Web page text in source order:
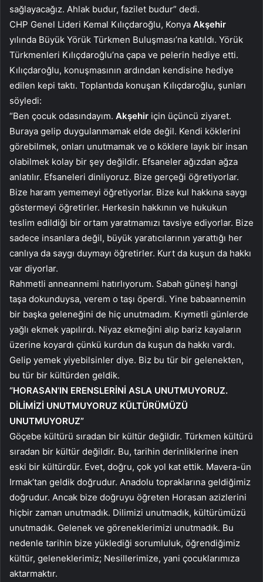
sağlayacağız. Ahlak budur, fazilet budur” dedi.
CHP Genel Lideri Kemal Kılıçdaroğlu, Konya Akşehir
yılında Büyük Yörük Türkmen Buluşması’na katıldı. Yörük
Türkmenleri Kılıçdaroğlu’na çapa ve pelerin hediye etti.
Kılıçdaroğlu, konuşmasının ardından kendisine hediye
edilen kepi taktı. Toplantıda konuşan Kılıçdaroğlu, şunları
söyledi:
“Ben çocuk odasındayım. Akşehir için üçüncü ziyaret.
Buraya gelip duygulanmamak elde değil. Kendi köklerini
görebilmek, onları unutmamak ve o köklere layık bir insan
olabilmek kolay bir şey değildir. Efsaneler ağızdan ağza
anlatılır. Efsaneleri dinliyoruz. Bize gerçeği öğretiyorlar.
Bize haram yememeyi öğretiyorlar. Bize kul hakkına saygı
göstermeyi öğretirler. Herkesin hakkının ve hukukun
teslim edildiği bir ortam yaratmamızı tavsiye ediyorlar. Bize
sadece insanlara değil, büyük yaratıcılarının yarattığı her
canlıya da saygı duymayı öğretirler. Kurt da kuşun da hakkı
var diyorlar.
Rahmetli anneannemi hatırlıyorum. Sabah güneşi hangi
taşa dokunduysa, verem o taşı öperdi. Yine babaannemin
bir başka geleneğini de hiç unutmadım. Kıymetli günlerde
yağlı ekmek yapılırdı. Niyaz ekmeğini alıp bariz kayaların
üzerine koyardı çünkü kurdun da kuşun da hakkı vardı.
Gelip yemek yiyebilsinler diye. Biz bu tür bir gelenekten,
bu tür bir kültürden geldik.
“HORASAN’IN ERENSLERİNİ ASLA UNUTMUYORUZ.
DİLİMİZİ UNUTMUYORUZ KÜLTÜRÜMÜZÜ
UNUTMUYORUZ”
Göçebe kültürü sıradan bir kültür değildir. Türkmen kültürü
sıradan bir kültür değildir. Bu, tarihin derinliklerine inen
eski bir kültürdür. Evet, doğru, çok yol kat ettik. Mavera-ün
Irmak’tan geldik doğrudur. Anadolu topraklarına geldiğimiz
doğrudur. Ancak bize doğruyu öğreten Horasan azizlerini
hiçbir zaman unutmadık. Dilimizi unutmadık, kültürümüzü
unutmadık. Gelenek ve göreneklerimizi unutmadık. Bu
nedenle tarihin bize yüklediği sorumluluk, öğrendiğimiz
kültür, geleneklerimiz; Nesillerimize, yani çocuklarımıza
aktarmaktır.